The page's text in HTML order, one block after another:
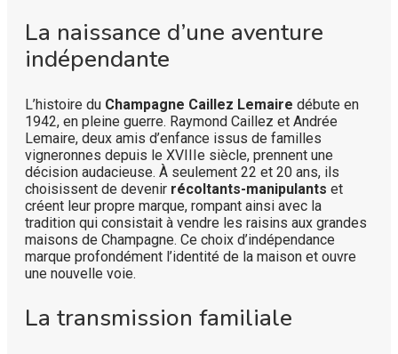
La naissance d’une aventure
indépendante
L’histoire du Champagne Caillez Lemaire débute en
1942, en pleine guerre. Raymond Caillez et Andrée
Lemaire, deux amis d’enfance issus de familles
vigneronnes depuis le XVIIIe siècle, prennent une
décision audacieuse. À seulement 22 et 20 ans, ils
choisissent de devenir récoltants-manipulants et
créent leur propre marque, rompant ainsi avec la
tradition qui consistait à vendre les raisins aux grandes
maisons de Champagne. Ce choix d’indépendance
marque profondément l’identité de la maison et ouvre
une nouvelle voie.
La transmission familiale